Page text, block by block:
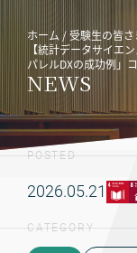
ホーム
受験生の皆
【統計データサイエ
パレルDXの成功例」
NEWS
POSTED
2026.05.21
CATEGORY